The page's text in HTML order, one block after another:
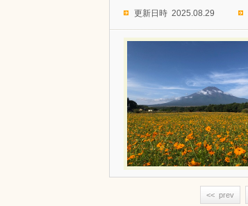
更新日時 2025.08.29
<< prev